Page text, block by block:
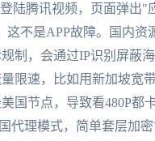
陆腾讯视频，页面弹出"
这不是APP故障。国内资
制，会通过IP识别屏蔽
限速，比如用新加坡宽
国节点，导致看480P都
代理模式，简单套层加